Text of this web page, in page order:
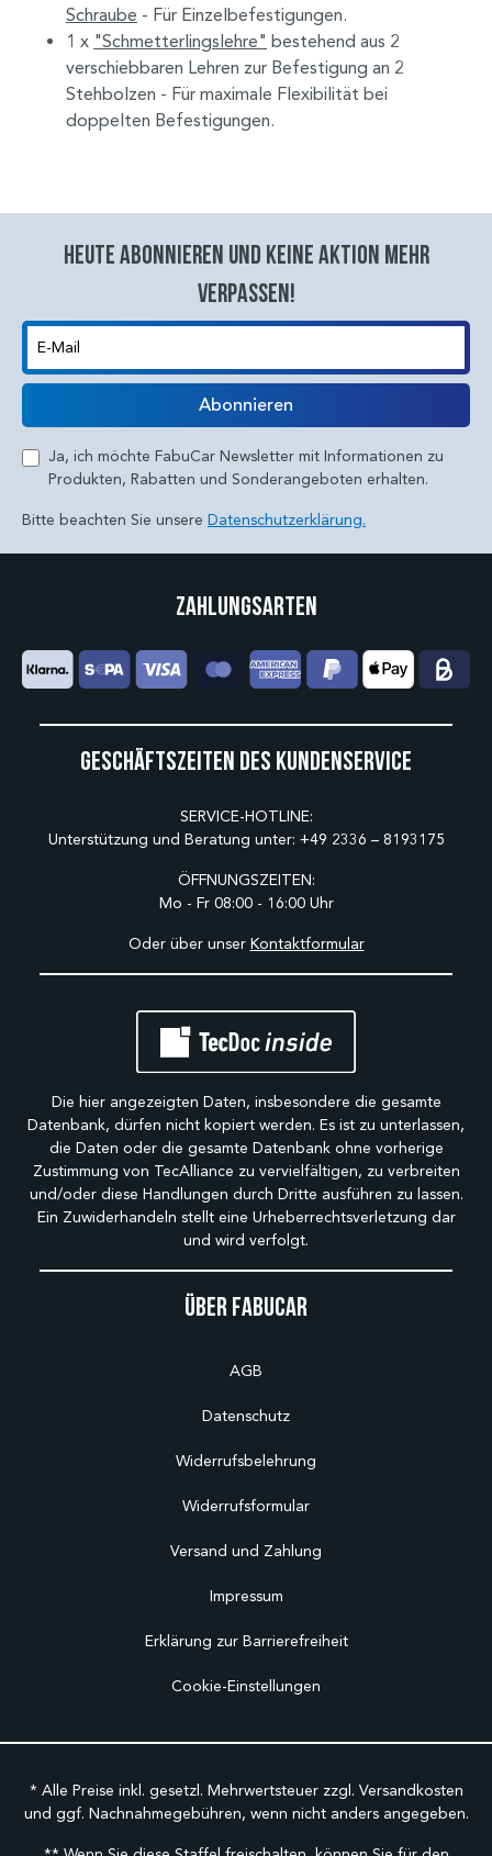
Schraube - Für Einzelbefestigungen.
1 x "Schmetterlingslehre" bestehend aus 2
verschiebbaren Lehren zur Befestigung an 2
Stehbolzen - Für maximale Flexibilität bei
doppelten Befestigungen.
Heute abonnieren und keine aktion mehr
verpassen!
E-Mail
Abonnieren
Ja, ich möchte FabuCar Newsletter mit Informationen zu
Produkten, Rabatten und Sonderangeboten erhalten.
Bitte beachten Sie unsere Datenschutzerklärung.
Über Fabucar
AGB
Datenschutz
Widerrufsbelehrung
Widerrufsformular
Versand und Zahlung
Impressum
Erklärung zur Barrierefreiheit
Cookie-Einstellungen
Geschäftszeiten des Kundenservice
SERVICE-HOTLINE:
Unterstützung und Beratung unter: +49 2336 – 8193175
ÖFFNUNGSZEITEN:
Mo - Fr 08:00 - 16:00 Uhr
Oder über unser Kontaktformular
Zahlungsarten
Die hier angezeigten Daten, insbesondere die gesamte
Datenbank, dürfen nicht kopiert werden. Es ist zu unterlassen,
die Daten oder die gesamte Datenbank ohne vorherige
Zustimmung von TecAlliance zu vervielfältigen, zu verbreiten
und/oder diese Handlungen durch Dritte ausführen zu lassen.
Ein Zuwiderhandeln stellt eine Urheberrechtsverletzung dar
und wird verfolgt.
* Alle Preise inkl. gesetzl. Mehrwertsteuer zzgl. Versandkosten
und ggf. Nachnahmegebühren, wenn nicht anders angegeben.